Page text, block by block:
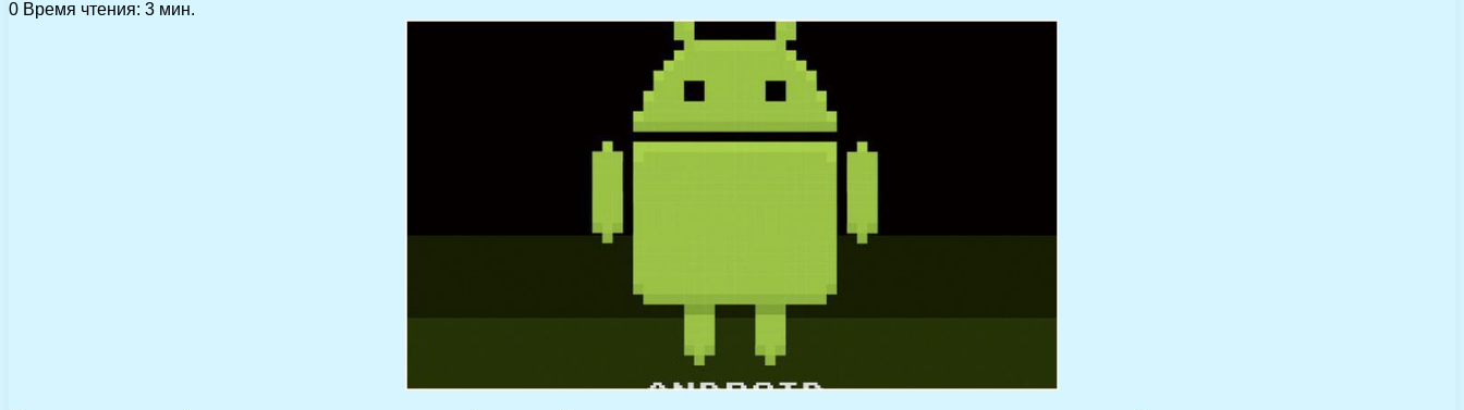
0 Время чтения: 3 мин.